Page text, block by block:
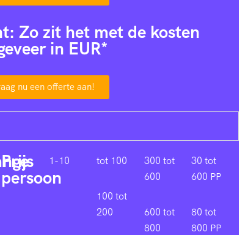
Zo zit het met de kosten
in EUR*
nu een offerte aan!
Prijs
persoon
1-10 tot 100
100 tot
200
300 tot
600
600 tot
800
30 tot
600 PP
80 tot
800 PP